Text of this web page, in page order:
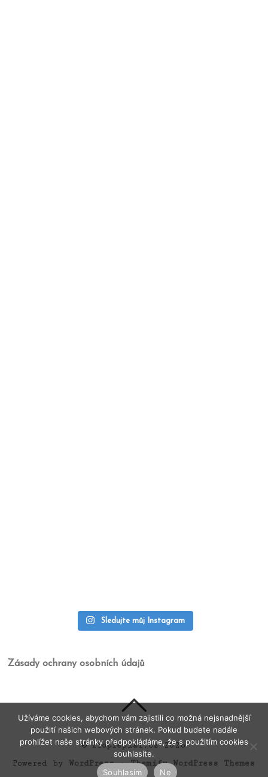
Sledujte můj Instagram
Zásady ochrany osobních údajů
©Proprepiaf.cz2026
Powered by WordPress•Themify WordPress Themes
Užíváme cookies, abychom vám zajistili co možná nejsnadnější
použití našich webových stránek. Pokud budete nadále
prohlížet naše stránky předpokládáme, že s použitím cookies
souhlasíte.
Souhlasím
Ne